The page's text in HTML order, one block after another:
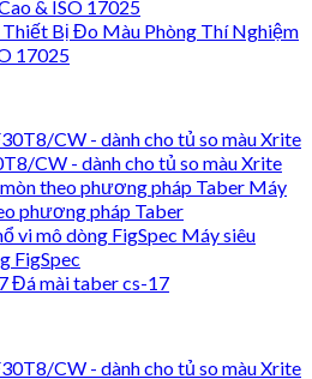
Thiết Bị Đo Màu Phòng Thí Nghiệm
17025
CW - dành cho tủ so màu Xrite
Máy
phương pháp Taber
Máy siêu
FigSpec
Đá mài taber cs-17